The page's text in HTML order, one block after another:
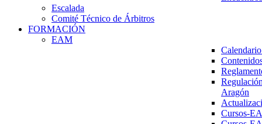
Escalada
Comité Técnico de Árbitros
FORMACIÓN
EAM
Aragón
Cursos-